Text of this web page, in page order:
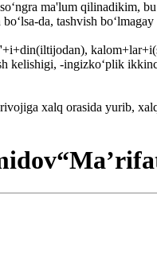
ma'lum qilinadikim,
da, tashvish
kelishigi, -ingizko‘plik
xalq orasida yurib,